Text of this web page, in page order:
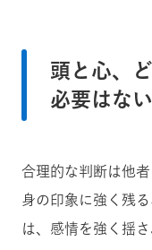
頭と心、
必要はない
合理的な判断は他
身の印象に強く残
は、感情を強く揺